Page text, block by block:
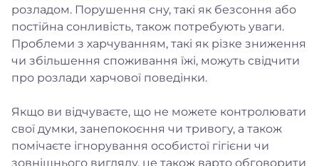
розладом. Порушення сну, такі як безсоння або
постійна сонливість, також потребують уваги.
Проблеми з харчуванням, такі як різке зниження
чи збільшення споживання їжі, можуть свідчити
про розлади харчової поведінки.
Якщо ви відчуваєте, що не можете контролювати
свої думки, занепокоєння чи тривогу, а також
помічаєте ігнорування особистої гігієни чи
зовнішнього вигляду, це також варто обговорити